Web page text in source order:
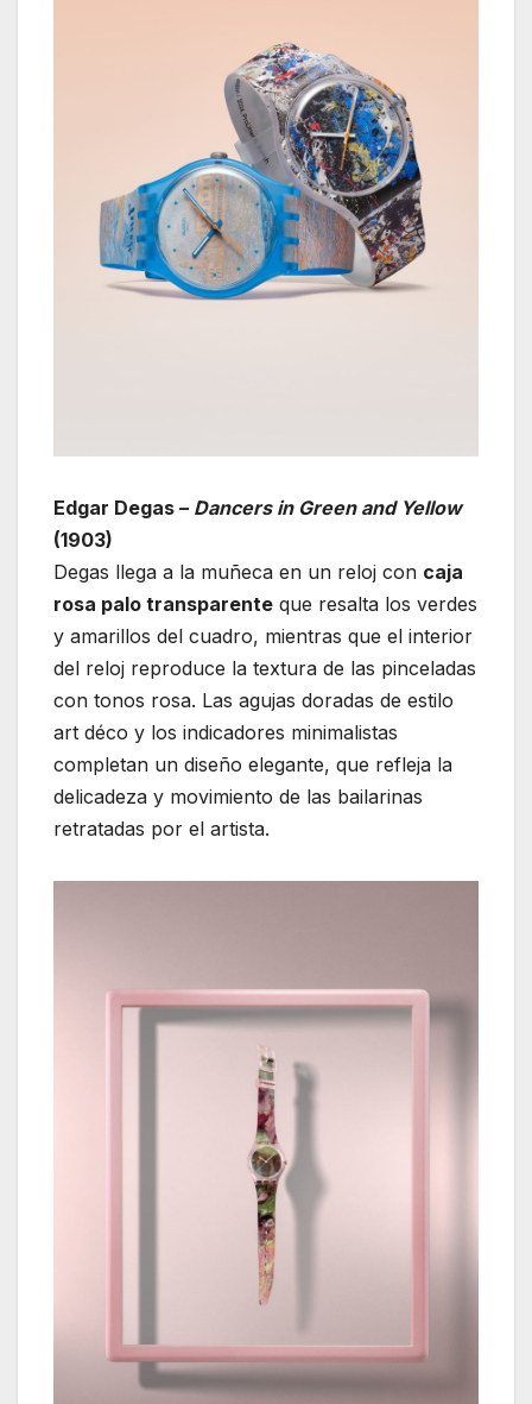
Edgar Degas – Dancers in Green and Yellow
(1903)
Degas llega a la muñeca en un reloj con caja
rosa palo transparente que resalta los verdes
y amarillos del cuadro, mientras que el interior
del reloj reproduce la textura de las pinceladas
con tonos rosa. Las agujas doradas de estilo
art déco y los indicadores minimalistas
completan un diseño elegante, que refleja la
delicadeza y movimiento de las bailarinas
retratadas por el artista.